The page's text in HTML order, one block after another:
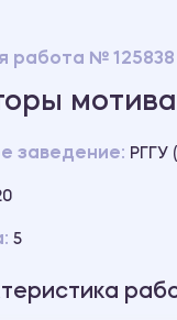
работа № 125838
заведение: РГГУ
5